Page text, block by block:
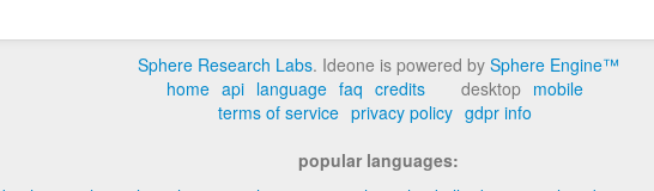
Sphere Research Labs. Ideone is powered by Sphere Engine™
home api language faq credits desktop mobile
terms of service privacy policy gdpr info
popular languages: